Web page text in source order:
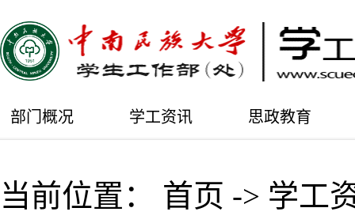
部门概况 学工资讯 思政教育
当前位置： 首页 -> 学工